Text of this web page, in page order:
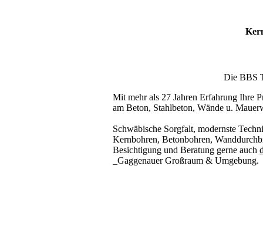
Die BBS
Mit mehr als 27 Jahren Erfahrung Ihre
am Beton, Stahlbeton, Wände u.
Schwäbische Sorgfalt, modernste
Kernbohren, Betonbohren,
Besichtigung und Beratung gerne auch
_Gaggenauer Großraum & Umgebung.